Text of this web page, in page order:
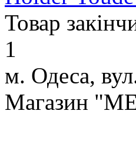
Товар
1
м. Одеса,
Магазин